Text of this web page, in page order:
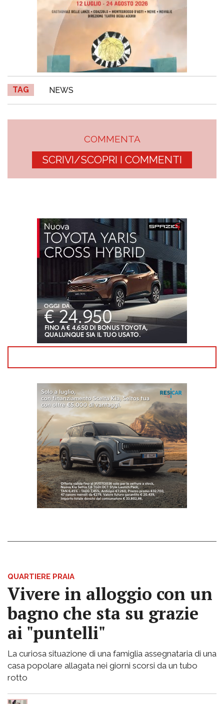
TAG NEWS
COMMENTA
SCRIVI/SCOPRI I COMMENTI
QUARTIERE PRAIA
Vivere in alloggio con un
bagno che sta su grazie
ai "puntelli"
La curiosa situazione di una famiglia assegnataria di una
casa popolare allagata nei giorni scorsi da un tubo
rotto